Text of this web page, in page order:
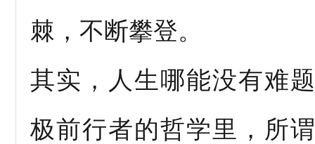
棘，不断攀登。
其实，人生哪能没有难
极前行者的哲学里，所